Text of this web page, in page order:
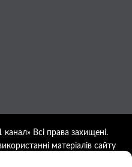
Всі права захищені.
матеріалів сайту